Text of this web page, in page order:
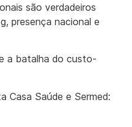
são verdadeiros
presença nacional e
a batalha do custo-
Casa Saúde e Sermed: